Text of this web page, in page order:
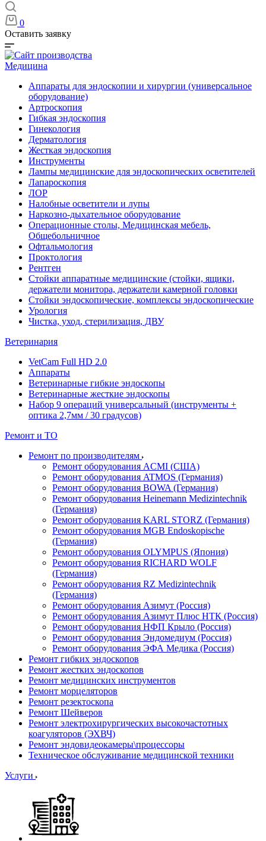
0
Оставить заявку
Медицина
Аппараты для эндоскопии и хирургии (универсальное
оборудование)
Артроскопия
Гибкая эндоскопия
Гинекология
Дерматология
Жесткая эндоскопия
Инструменты
Лампы медицинские для эндоскопических осветителей
Лапароскопия
ЛОР
Налобные осветители и лупы
Наркозно-дыхательное оборудование
Операционные столы, Медицинская мебель,
Общебольничное
Офтальмология
Проктология
Рентген
Стойки аппаратные медицинские (стойки, ящики,
держатели монитора, держатели камерной головки
Стойки эндоскопические, комплексы эндоскопические
Урология
Чистка, уход, стерилизация, ДВУ
Ветеринария
VetCam Full HD 2.0
Аппараты
Ветеринарные гибкие эндоскопы
Ветеринарные жесткие эндоскопы
Набор 9 операций универсальный (инструменты +
оптика 2,7мм / 30 градусов)
Ремонт и ТО
Ремонт по производителям
Ремонт оборудования ACMI (США)
Ремонт оборудования ATMOS (Германия)
Ремонт оборудования BOWA (Германия)
Ремонт оборудования Heinemann Medizintechnik
(Германия)
Ремонт оборудования KARL STORZ (Германия)
Ремонт оборудования MGB Endoskopische
(Германия)
Ремонт оборудования OLYMPUS (Япония)
Ремонт оборудования RICHARD WOLF
(Германия)
Ремонт оборудования RZ Medizintechnik
(Германия)
Ремонт оборудования Азимут (Россия)
Ремонт оборудования Азимут Плюс НТК (Россия)
Ремонт оборудования НФП Крыло (Россия)
Ремонт оборудования Эндомедиум (Россия)
Ремонт оборудования ЭФА Медика (Россия)
Ремонт гибких эндоскопов
Ремонт жестких эндоскопов
Ремонт медицинских инструментов
Ремонт морцеляторов
Ремонт резектоскопа
Ремонт Шейверов
Ремонт электрохирургических высокочастотных
коагуляторов (ЭХВЧ)
Ремонт эндовидеокамеры\процессоры
Техническое обслуживание медицинской техники
Услуги